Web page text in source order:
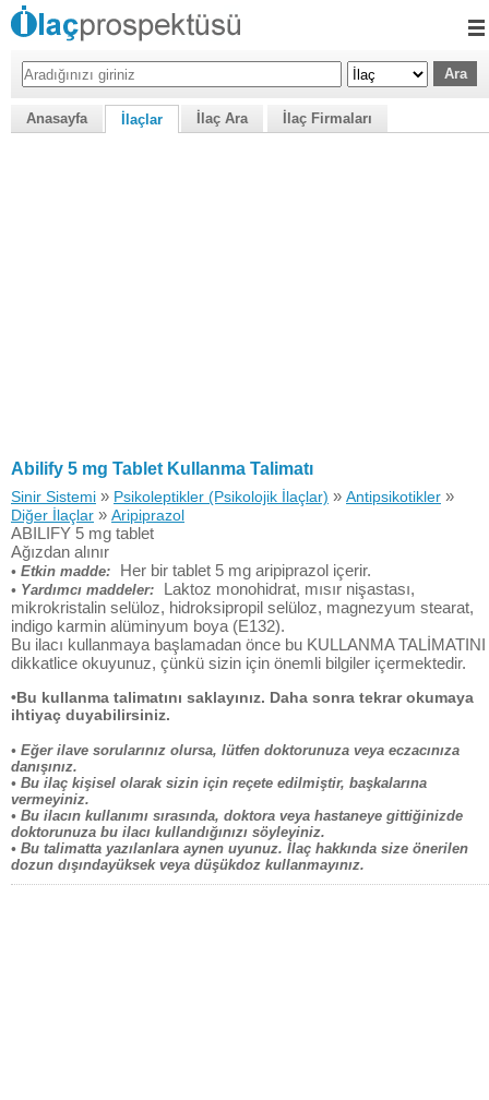
Anasayfa İlaçlar İlaç Ara İlaç Firmaları
Abilify 5 mg Tablet Kullanma Talimatı
Sinir Sistemi » Psikoleptikler (Psikolojik İlaçlar) » Antipsikotikler »
Diğer İlaçlar » Aripiprazol
ABILIFY 5 mg tablet
Ağızdan alınır
• Etkin madde: Her bir tablet 5 mg aripiprazol içerir.
• Yardımcı maddeler:
Laktoz monohidrat, mısır nişastası,
mikrokristalin selüloz, hidroksipropil selüloz, magnezyum stearat,
indigo karmin alüminyum boya (E132).
Bu ilacı kullanmaya başlamadan önce bu KULLANMA TALİMATINI
dikkatlice okuyunuz, çünkü sizin için önemli bilgiler içermektedir.
•Bu kullanma talimatını saklayınız. Daha sonra tekrar okumaya
ihtiyaç duyabilirsiniz.
• Eğer ilave sorularınız olursa, lütfen doktorunuza veya eczacınıza
danışınız.
• Bu ilaç kişisel olarak sizin için reçete edilmiştir, başkalarına
vermeyiniz.
• Bu ilacın kullanımı sırasında, doktora veya hastaneye gittiğinizde
doktorunuza bu ilacı kullandığınızı söyleyiniz.
• Bu talimatta yazılanlara aynen uyunuz. İlaç hakkında size önerilen
dozun dışındayüksek veya düşükdoz kullanmayınız.